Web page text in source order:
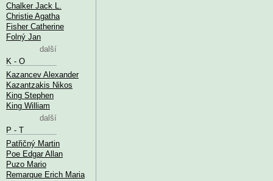
Chalker Jack L.
Christie Agatha
Fisher Catherine
Folný Jan
další
K - O
Kazancev Alexander
Kazantzakis Nikos
King Stephen
King William
další
P - T
Patřičný Martin
Poe Edgar Allan
Puzo Mario
Remarque Erich Maria